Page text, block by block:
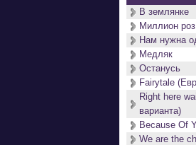
В землянке
Миллион роз
Нам нужна
Медляк
Останусь
Fairytale
Right here
варианта)
Because Of
We are the